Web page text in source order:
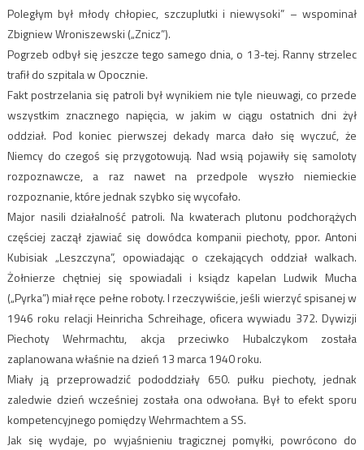
Poległym był młody chłopiec, szczuplutki i niewysoki” – wspominał
Zbigniew Wroniszewski („Znicz”).
Pogrzeb odbył się jeszcze tego samego dnia, o 13-tej. Ranny strzelec
trafił do szpitala w Opocznie.
Fakt postrzelania się patroli był wynikiem nie tyle nieuwagi, co przede
wszystkim znacznego napięcia, w jakim w ciągu ostatnich dni żył
oddział. Pod koniec pierwszej dekady marca dało się wyczuć, że
Niemcy do czegoś się przygotowują. Nad wsią pojawiły się samoloty
rozpoznawcze, a raz nawet na przedpole wyszło niemieckie
rozpoznanie, które jednak szybko się wycofało.
Major nasili działalność patroli. Na kwaterach plutonu podchorążych
częściej zaczął zjawiać się dowódca kompanii piechoty, ppor. Antoni
Kubisiak „Leszczyna”, opowiadając o czekających oddział walkach.
Żołnierze chętniej się spowiadali i ksiądz kapelan Ludwik Mucha
(„Pyrka”) miał ręce pełne roboty. I rzeczywiście, jeśli wierzyć spisanej w
1946 roku relacji Heinricha Schreihage, oficera wywiadu 372. Dywizji
Piechoty Wehrmachtu, akcja przeciwko Hubalczykom została
zaplanowana właśnie na dzień 13 marca 1940 roku.
Miały ją przeprowadzić pododdziały 650. pułku piechoty, jednak
zaledwie dzień wcześniej została ona odwołana. Był to efekt sporu
kompetencyjnego pomiędzy Wehrmachtem a SS.
Jak się wydaje, po wyjaśnieniu tragicznej pomyłki, powrócono do